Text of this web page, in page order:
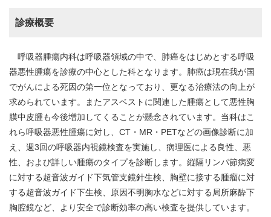
診療概要
呼吸器腫瘍内科は呼吸器領域の中で、肺癌をはじめとする呼吸
器悪性腫瘍を診療の中心とした科となります。肺癌は現在我が国
でがんによる死因の第一位となっており、更なる治療法の向上が
求められています。またアスベストに関連した腫瘍として悪性胸
膜中皮腫も今後増加してくることが懸念されています。当科はこ
れら呼吸器悪性腫瘍に対し、CT・MR・PETなどの画像診断に加
え、週3回の呼吸器内視鏡検査を実施し、病理医による良性、悪
性、および詳しい腫瘍のタイプを診断します。縦隔リンパ節病変
に対する超音波ガイド下気管支鏡針生検、胸壁に接する腫瘤に対
する超音波ガイド下生検、原因不明胸水などに対する局所麻酔下
胸腔鏡など、より安全で診断効率の高い検査を提供しています。